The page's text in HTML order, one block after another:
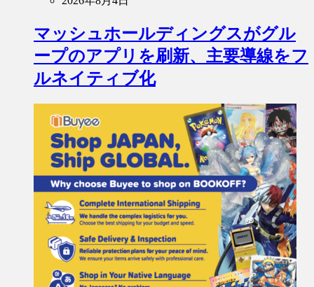
マッシュホールディングスがグル
ープのアプリを刷新、主要導線をフ
ルネイティブ化